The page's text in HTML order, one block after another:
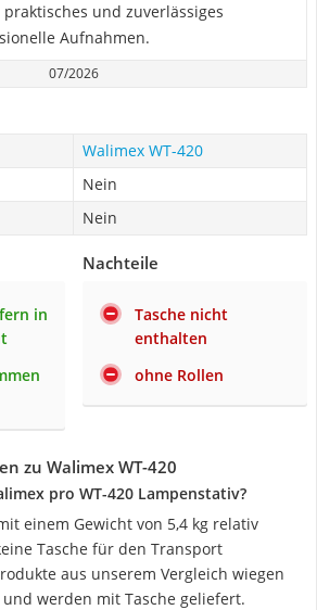
und zuverlässiges
Aufnahmen.
07/2026
Walimex WT-420
Nein
Nein
in
Nachteile
Tasche nicht
enthalten
ohne Rollen
zu Walimex WT-420
pro WT-420 Lampenstativ?
einem Gewicht von 5,4 kg relativ
Tasche für den Transport
aus unserem Vergleich wiegen
werden mit Tasche geliefert.